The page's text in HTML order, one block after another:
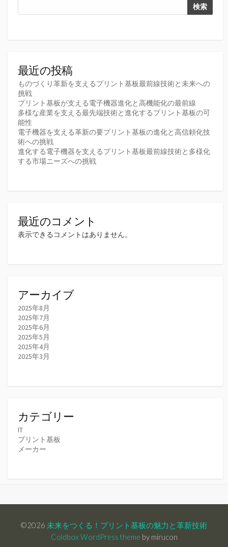
検索
最近の投稿
ものづくり革新を支えるプリント基板最前線技術と未来への
挑戦
プリント基板が支える電子機器進化と高機能化の最前線
多様な産業を支える最先端技術と進化するプリント基板の可
能性
電子機器を支える革新の要プリント基板の進化と高信頼化技
術への挑戦
進化する電子機器を支えるプリント基板最前線技術と多様化
する市場ニーズへの挑戦
最近のコメント
表示できるコメントはありません。
アーカイブ
2025年8月
2025年7月
2025年6月
2025年5月
2025年4月
2025年3月
カテゴリー
IT
プリント基板
メーカー
©2026 未来をつくる！プリント基板の魅力と革新技術
Coldbox WordPress theme by mirucon